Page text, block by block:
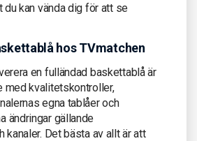
du kan vända dig för att se
hos TVmatchen
en fulländad baskettablå är
med kvalitetskontroller,
egna tablåer och
ändringar gällande
kanaler. Det bästa av allt är att